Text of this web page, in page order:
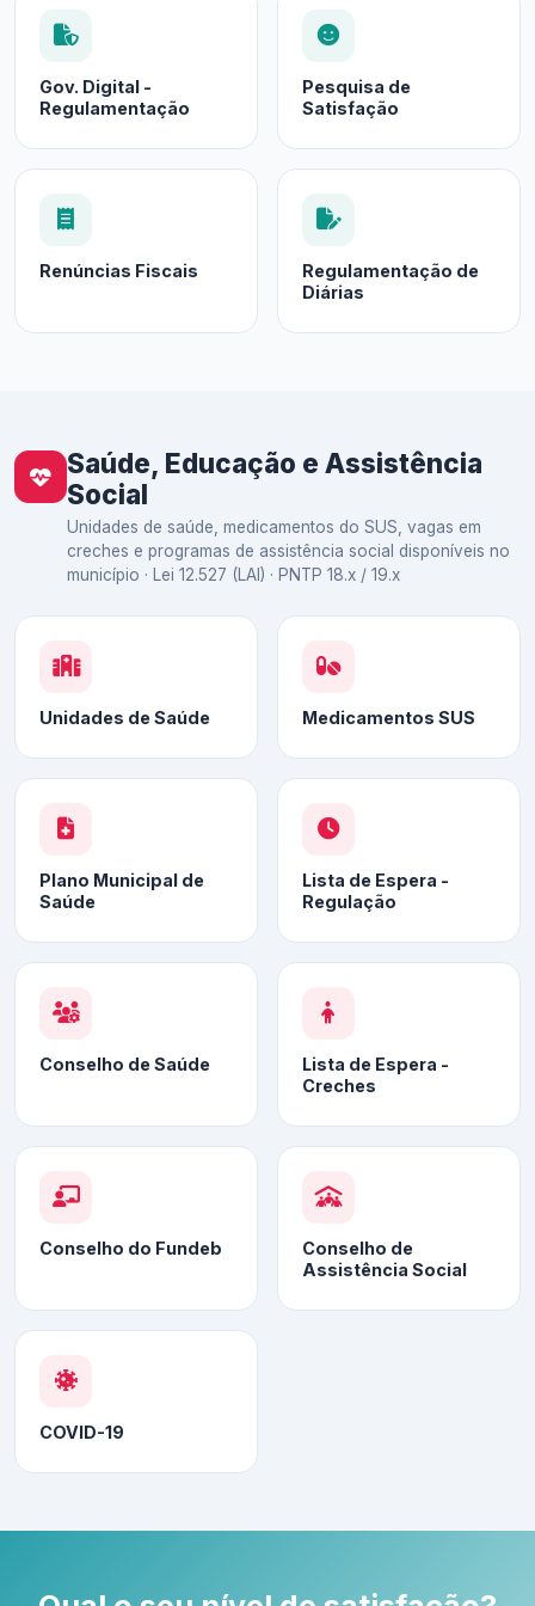
Gov. Digital -
Regulamentação
Pesquisa de
Satisfação
Renúncias Fiscais
Regulamentação de
Diárias
Saúde, Educação e Assistência
Social
Unidades de saúde, medicamentos do SUS, vagas em
creches e programas de assistência social disponíveis no
município · Lei 12.527 (LAI) · PNTP 18.x / 19.x
Unidades de Saúde Medicamentos SUS
Plano Municipal de
Saúde
Lista de Espera -
Regulação
Conselho de Saúde
Lista de Espera -
Creches
Conselho do Fundeb
Conselho de
Assistência Social
COVID-19